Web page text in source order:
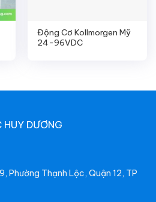
Động Cơ Kollmorgen Mỹ
24-96VDC
HUY DƯƠNG
Phường Thạnh Lộc, Quận 12, TP